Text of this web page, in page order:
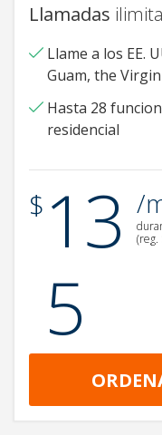
Llamadas
Llame a los EE.
Guam, the
Hasta 28
residencial
$ 13
5
/
(reg.